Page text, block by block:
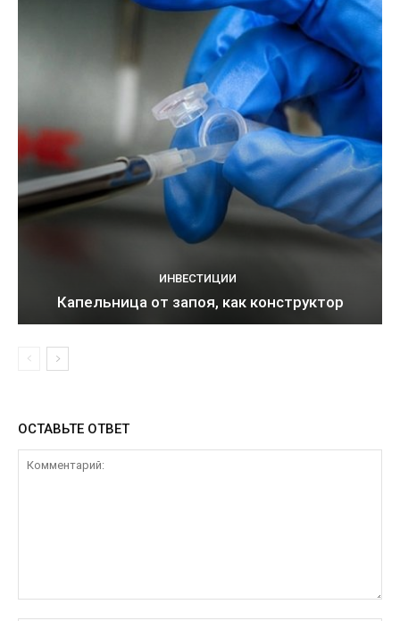
ИНВЕСТИЦИИ
Капельница от запоя, как конструктор
ОСТАВЬТЕ ОТВЕТ